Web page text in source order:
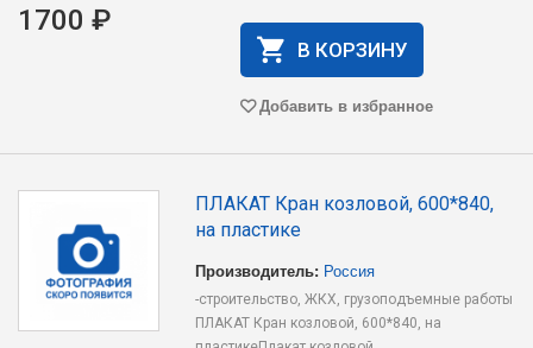
1700 ₽
В КОРЗИНУ
Добавить в избранное
ПЛАКАТ Кран козловой, 600*840,
на пластике
Производитель: Россия
-строительство, ЖКХ, грузоподъемные работы
ПЛАКАТ Кран козловой, 600*840, на